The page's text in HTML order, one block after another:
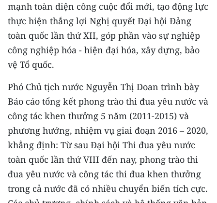
mạnh toàn diện công cuộc đổi mới, tạo động lực
thực hiện thắng lợi Nghị quyết Đại hội Đảng
toàn quốc lần thứ XII, góp phần vào sự nghiệp
công nghiệp hóa - hiện đại hóa, xây dựng, bảo
vệ Tổ quốc.
Phó Chủ tịch nước Nguyễn Thị Doan trình bày
Báo cáo tổng kết phong trào thi đua yêu nước và
công tác khen thưởng 5 năm (2011-2015) và
phương hướng, nhiệm vụ giai đoạn 2016 – 2020,
khẳng định: Từ sau Đại hội Thi đua yêu nước
toàn quốc lần thứ VIII đến nay, phong trào thi
đua yêu nước và công tác thi đua khen thưởng
trong cả nước đã có nhiều chuyển biến tích cực.